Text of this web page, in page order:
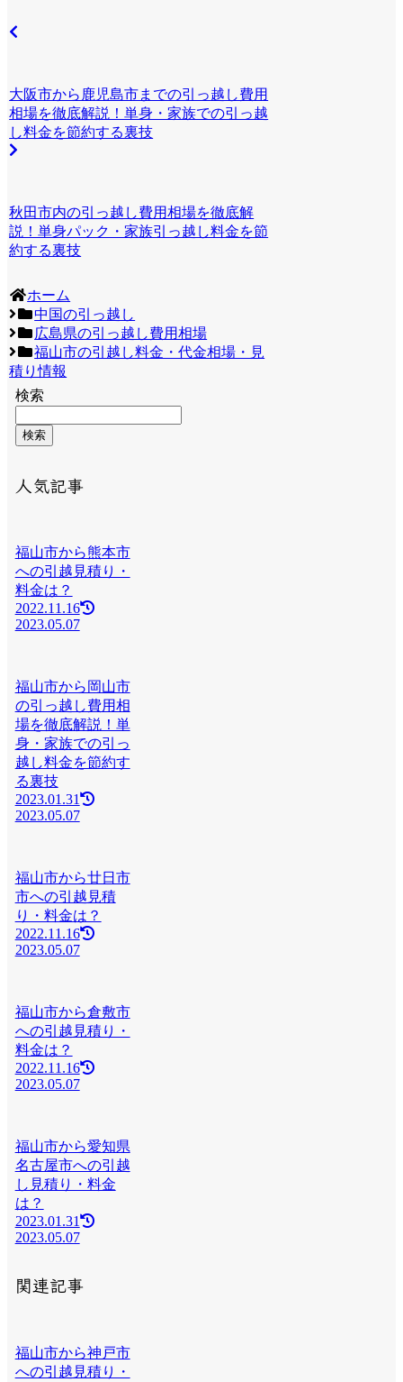
大阪市から鹿児島市までの引っ越し費用
相場を徹底解説！単身・家族での引っ越
し料金を節約する裏技
秋田市内の引っ越し費用相場を徹底解
説！単身パック・家族引っ越し料金を節
約する裏技
ホーム
中国の引っ越し
広島県の引っ越し費用相場
福山市の引越し料金・代金相場・見
積り情報
検索
検索
人気記事
福山市から熊本市
への引越見積り・
料金は？
2022.11.16
2023.05.07
福山市から岡山市
の引っ越し費用相
場を徹底解説！単
身・家族での引っ
越し料金を節約す
る裏技
2023.01.31
2023.05.07
福山市から廿日市
市への引越見積
り・料金は？
2022.11.16
2023.05.07
福山市から倉敷市
への引越見積り・
料金は？
2022.11.16
2023.05.07
福山市から愛知県
名古屋市への引越
し見積り・料金
は？
2023.01.31
2023.05.07
関連記事
福山市から神戸市
への引越見積り・